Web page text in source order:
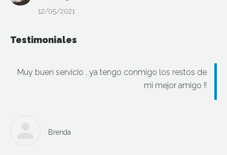
12/05/2021
Testimoniales
Muy buen servicio , ya tengo conmigo los restos de
mi mejor amigo !!
Brenda